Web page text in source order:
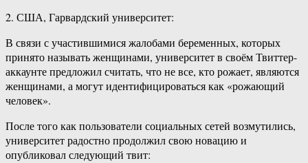
2. США, Гарвардский университет:
В связи с участившимися жалобами беременных, которых
принято называть женщинами, университет в своём Твиттер-
аккаунте предложил считать, что не все, кто рожает, являются
женщинами, а могут идентифицироваться как «рожающий
человек».
После того как пользователи социальных сетей возмутились,
университет радостно продолжил свою новацию и
опубликовал следующий твит: